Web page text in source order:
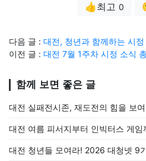
👍최고 0
다음 글 : 대전, 청년과 함께하는 시정
이전 글 : 대전 7월 1주차 시정 소식
함께 보면 좋은 글
대전 실패전시존, 재도전의 힘을 보
대전 여름 피서지부터 인빅터스 게임
대전 청년들 모여라! 2026 대청넷 9